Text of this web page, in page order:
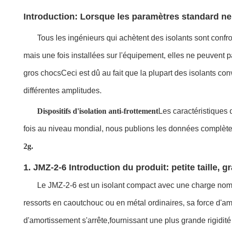
Introduction: Lorsque les paramètres standard
Tous les ingénieurs qui achètent des isolants sont
mais une fois installées sur l'équipement, elles ne peuvent
gros chocsCeci est dû au fait que la plupart des isolants
différentes amplitudes.
Dispositifs d'isolation anti-frottementLes caractéristiques
fois au niveau mondial, nous publions les données
2g.
1. JMZ-2-6 Introduction du produit: petite taille,
Le JMZ-2-6 est un isolant compact avec une charge
ressorts en caoutchouc ou en métal ordinaires, sa force
d'amortissement s'arrête,fournissant une plus grande